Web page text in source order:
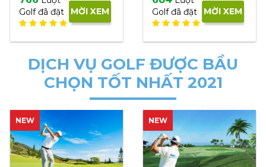
DỊCH VỤ GOLF ĐƯỢC BẦU
CHỌN TỐT NHẤT 2021
NEW